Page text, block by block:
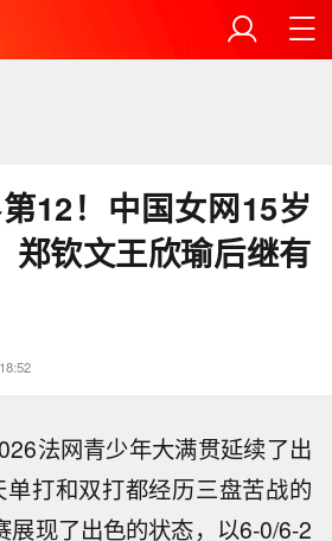
12！中国女网15岁
郑钦文王欣瑜后继有
18:52
法网青少年大满贯延续了出
打和双打都经历三盘苦战的
展现了出色的状态，以6-0/6-2